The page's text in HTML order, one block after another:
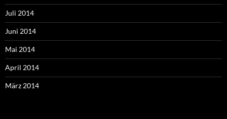
Juli 2014
Juni 2014
Mai 2014
April 2014
März 2014